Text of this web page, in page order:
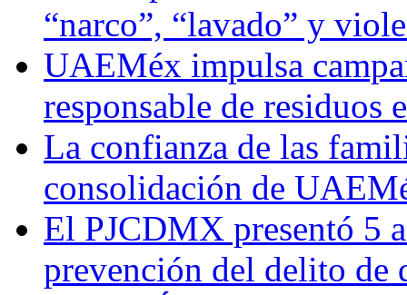
“narco”, “lavado” y
UAEMéx impulsa
responsable de residuos
La confianza de las
consolidación de
El PJCDMX presentó 5
prevención del delito de